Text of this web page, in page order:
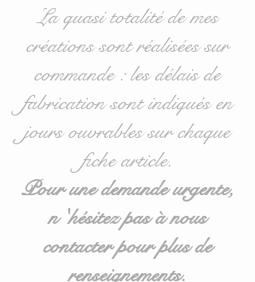
Rembourrage : 100 %
hypoallergénique
Tissus : 100 % coton
Egalement disponible en
version veilleuse : voir
catégorie veilleuse.
Toutes nos matières sont
certifiées aux normes
Oeko-Tex.
La quasi totalité de mes
créations sont réalisées sur
commande : les délais de
fabrication sont indiqués en
jours ouvrables sur chaque
fiche article.
Pour une demande urgente,
n 'hésitez pas à nous
contacter pour plus de
renseignements.